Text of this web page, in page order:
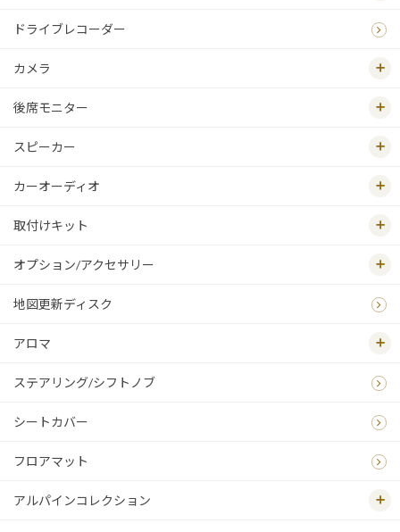
ドライブレコーダー
カメラ
後席モニター
スピーカー
カーオーディオ
取付けキット
オプション/アクセサリー
地図更新ディスク
アロマ
ステアリング/シフトノブ
シートカバー
フロアマット
アルパインコレクション